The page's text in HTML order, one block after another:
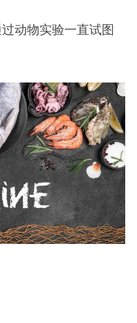
动物实验一直试图